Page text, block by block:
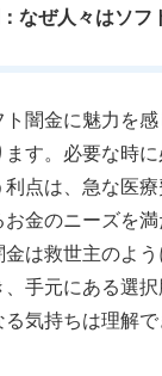
なぜ人々はソフ
闇金に魅力を
す。必要な時
点は、急な医
金のニーズを満
は救世主のよう
手元にある選
気持ちは理解で